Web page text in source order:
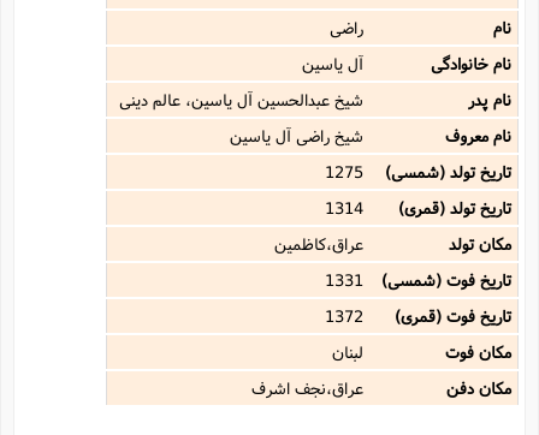
نام
راضى
نام خانوادگی
آل یاسین
نام پدر
شیخ عبدالحسین آل یاسین، عالم دینى
نام معروف
شیخ راضى آل یاسین
تاریخ تولد (شمسی)
1275
تاریخ تولد (قمری)
1314
مکان تولد
عراق،کاظمین
تاریخ فوت (شمسی)
1331
تاریخ فوت (قمری)
1372
مکان فوت
لبنان
مکان دفن
عراق،نجف اشرف